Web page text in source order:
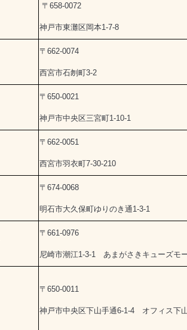
〒658-0072
神戸市東灘区岡本1-7-8
〒662-0074
西宮市石刎町3-2
〒650-0021
神戸市中央区三宮町1-10-1
〒662-0051
西宮市羽衣町7-30-210
〒674-0068
明石市大久保町ゆりのき通1-3-1
〒661-0976
尼崎市潮江1-3-1 あまがさきキューズモ
〒650-0011
神戸市中央区下山手通6-1-4 オフィス下